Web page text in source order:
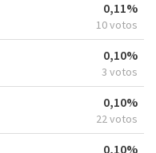
0,11%
10 votos
0,10%
3 votos
0,10%
22 votos
0,10%